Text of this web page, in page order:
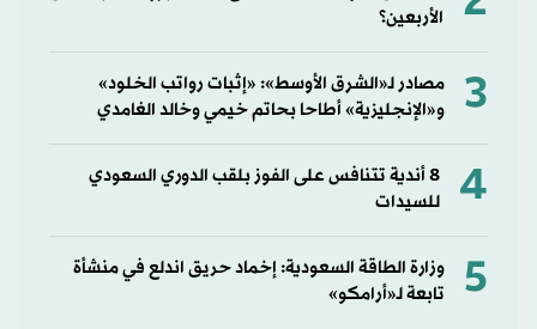
الأربعين؟
3
مصادر لـ«الشرق الأوسط»: «إثبات رواتب الخلود»
و«الإنجليزية» أطاحا بحاتم خيمي وخالد الغامدي
4
8 أندية تتنافس على الفوز بلقب الدوري السعودي
للسيدات
5
وزارة الطاقة السعودية: إخماد حريق اندلع في منشأة
تابعة لـ«أرامكو»